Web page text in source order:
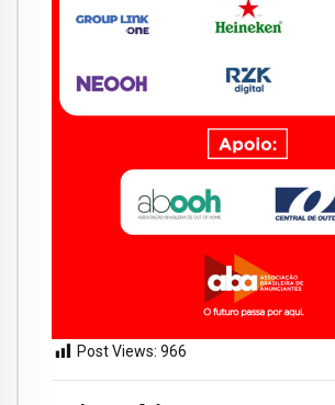
Post Views: 966